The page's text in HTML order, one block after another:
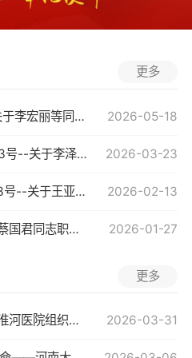
更多
2026-05-18
院党发〔2026〕12号--关于李宏丽等同志正式任职的通知
2026-03-23
（红头）院发〔2026〕23号--关于李泽信等同志正式聘任的通知
2026-02-13
（红头）院发〔2026〕13号--关于王亚强等同志职务聘任的通知
2026-01-27
院发〔2026〕5号--关于蔡国君同志职务调整的通知
更多
2026-03-31
“医心”向党 热血为民——淮河医院组织住培学员参加义务献血活动